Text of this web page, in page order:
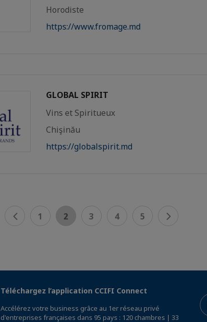
Horodiste
https://www.fromage.md
GLOBAL SPIRIT
Vins et Spiritueux
Chişinău
https://globalspirit.md
1 2 3 4 5
Téléchargez l’application CCIFI Connect
Accélérez votre business grâce au 1er réseau privé
d'entreprises françaises dans 95 pays : 120 chambres | 33